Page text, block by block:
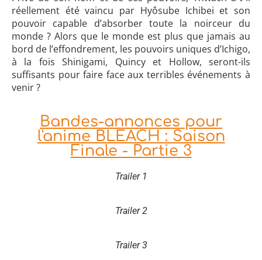
réellement été vaincu par Hyôsube Ichibei et son
pouvoir capable d’absorber toute la noirceur du
monde ? Alors que le monde est plus que jamais au
bord de l’effondrement, les pouvoirs uniques d’Ichigo,
à la fois Shinigami, Quincy et Hollow, seront-ils
suffisants pour faire face aux terribles événements à
venir ?
Bandes-annonces pour
l'anime BLEACH : Saison
Finale - Partie 3
Trailer 1
Trailer 2
Trailer 3